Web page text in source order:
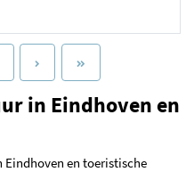
in Eindhoven en
Eindhoven en toeristische